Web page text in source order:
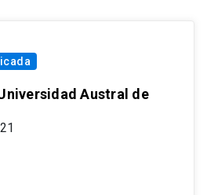
Austral de